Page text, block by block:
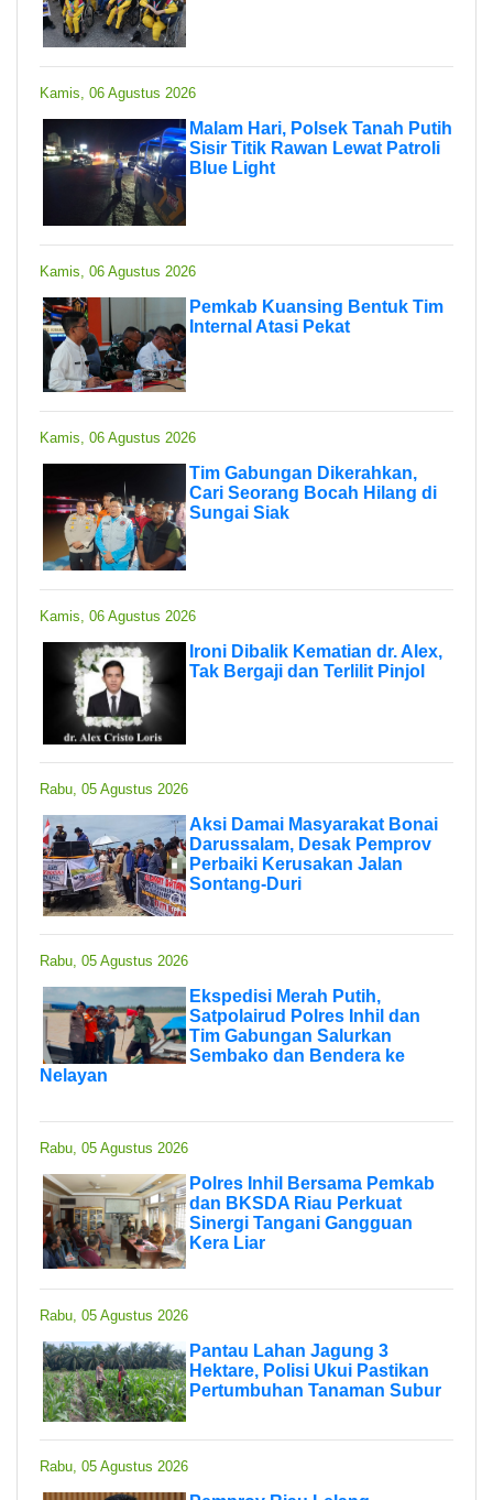
Kamis, 06 Agustus 2026
Malam Hari, Polsek Tanah Putih
Sisir Titik Rawan Lewat Patroli
Blue Light
Kamis, 06 Agustus 2026
Pemkab Kuansing Bentuk Tim
Internal Atasi Pekat
Kamis, 06 Agustus 2026
Tim Gabungan Dikerahkan,
Cari Seorang Bocah Hilang di
Sungai Siak
Kamis, 06 Agustus 2026
Ironi Dibalik Kematian dr. Alex,
Tak Bergaji dan Terlilit Pinjol
Rabu, 05 Agustus 2026
Aksi Damai Masyarakat Bonai
Darussalam, Desak Pemprov
Perbaiki Kerusakan Jalan
Sontang-Duri
Rabu, 05 Agustus 2026
Ekspedisi Merah Putih,
Satpolairud Polres Inhil dan
Tim Gabungan Salurkan
Sembako dan Bendera ke
Nelayan
Rabu, 05 Agustus 2026
Polres Inhil Bersama Pemkab
dan BKSDA Riau Perkuat
Sinergi Tangani Gangguan
Kera Liar
Rabu, 05 Agustus 2026
Pantau Lahan Jagung 3
Hektare, Polisi Ukui Pastikan
Pertumbuhan Tanaman Subur
Rabu, 05 Agustus 2026